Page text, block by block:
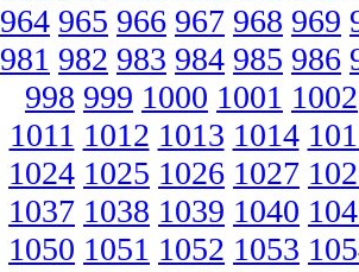
964 965 966 967 968 969
981 982 983 984 985 986
998 999 1000 1001 1002
1011 1012 1013 1014
1024 1025 1026 1027
1037 1038 1039 1040
1050 1051 1052 1053